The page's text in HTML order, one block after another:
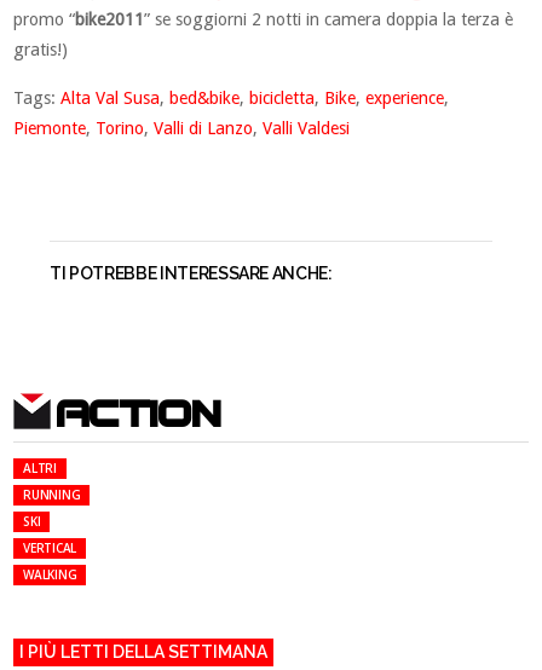
promo “bike2011” se soggiorni 2 notti in camera doppia la terza è
gratis!)
Tags:Alta Val Susa, bed&bike, bicicletta, Bike,experience,
Piemonte, Torino,Valli di Lanzo,Valli Valdesi
TI POTREBBE INTERESSARE ANCHE:
ACTION
ALTRI
RUNNING
SKI
VERTICAL
WALKING
I PIÙ LETTI DELLA SETTIMANA